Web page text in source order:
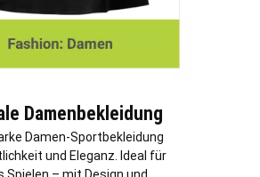
Damenbekleidung
Damen-Sportbekleidung
und Eleganz. Ideal für